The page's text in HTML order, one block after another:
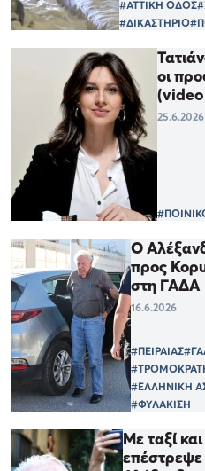
#ΑΤΤΙΚΗ ΟΔΟΣ
#ΔΙΚΑΣΤΗΡΙΟ
οι
25.6.2026
Ο
προς
στη ΓΑΔΑ
16.6.2026
#ΠΕΙΡΑΙΑΣ
#ΕΛΛΗΝΙΚΗ
#ΦΥΛΑΚΙΣΗ
Με ταξί